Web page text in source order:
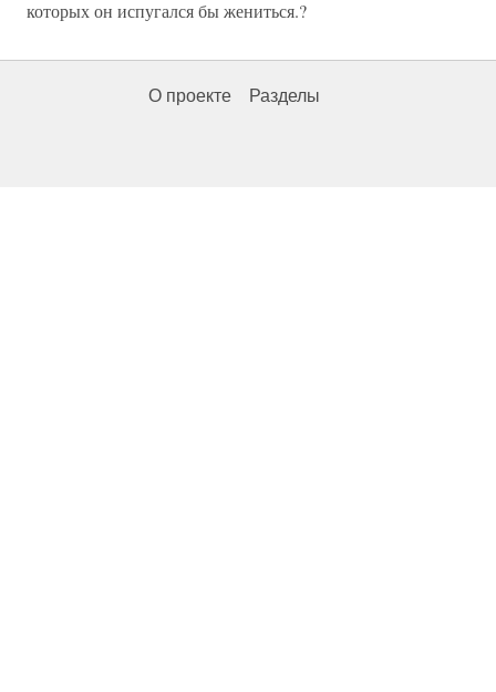
которых он испугался бы жениться.?
О проекте Разделы